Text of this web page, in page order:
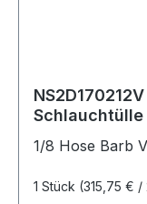
Schlauchtülle
1/8 Hose Barb
1 Stück (315,75 € /